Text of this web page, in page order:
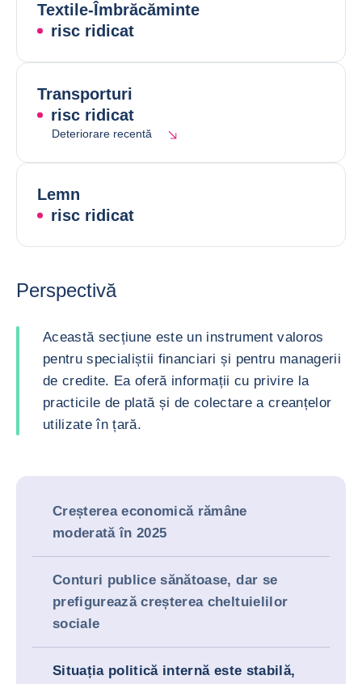
Textile-Îmbrăcăminte
risc ridicat
Transporturi
risc ridicat
Deteriorare recentă
Lemn
risc ridicat
Perspectivă
Această secțiune este un instrument valoros
pentru specialiștii financiari și pentru managerii
de credite. Ea oferă informații cu privire la
practicile de plată și de colectare a creanțelor
utilizate în țară.
Creșterea economică rămâne
moderată în 2025
Conturi publice sănătoase, dar se
prefigurează creșterea cheltuielilor
sociale
Situația politică internă este stabilă,